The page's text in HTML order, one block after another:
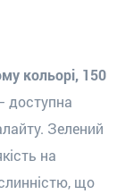
кольорі, 150
доступна
Зелений
на
що